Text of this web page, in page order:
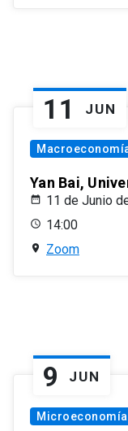
11 JUN
Yan Bai,
11 de Junio
14:00
Zoom
9 JUN